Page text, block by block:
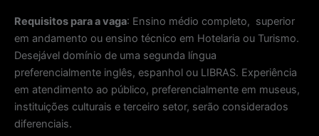
Requisitos para a vaga: Ensino médio completo, superior
em andamento ou ensino técnico em Hotelaria ou Turismo.
Desejável domínio de uma segunda língua
preferencialmente inglês, espanhol ou LIBRAS. Experiência
em atendimento ao público, preferencialmente em museus,
instituições culturais e terceiro setor, serão considerados
diferenciais.